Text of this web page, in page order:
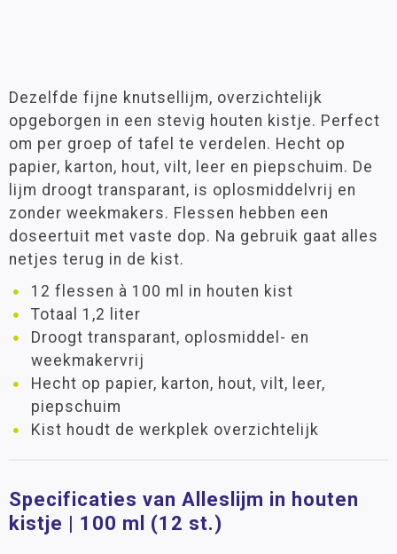
Dezelfde fijne knutsellijm, overzichtelijk
opgeborgen in een stevig houten kistje. Perfect
om per groep of tafel te verdelen. Hecht op
papier, karton, hout, vilt, leer en piepschuim. De
lijm droogt transparant, is oplosmiddelvrij en
zonder weekmakers. Flessen hebben een
doseertuit met vaste dop. Na gebruik gaat alles
netjes terug in de kist.
12 flessen à 100 ml in houten kist
Totaal 1,2 liter
Droogt transparant, oplosmiddel- en
weekmakervrij
Hecht op papier, karton, hout, vilt, leer,
piepschuim
Kist houdt de werkplek overzichtelijk
Specificaties van Alleslijm in houten
kistje | 100 ml (12 st.)